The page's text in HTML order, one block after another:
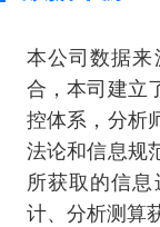
本公司数据
合，本司建立
控体系，分析
法论和信息规
所获取的信
计、分析测算